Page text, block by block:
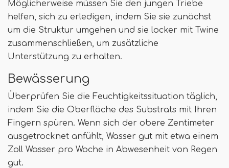
Möglicherweise müssen Sie den jungen Triebe
helfen, sich zu erledigen, indem Sie sie zunächst
um die Struktur umgehen und sie locker mit Twine
zusammenschließen, um zusätzliche
Unterstützung zu erhalten.
Bewässerung
Überprüfen Sie die Feuchtigkeitssituation täglich,
indem Sie die Oberfläche des Substrats mit Ihren
Fingern spüren. Wenn sich der obere Zentimeter
ausgetrocknet anfühlt, Wasser gut mit etwa einem
Zoll Wasser pro Woche in Abwesenheit von Regen
gut.